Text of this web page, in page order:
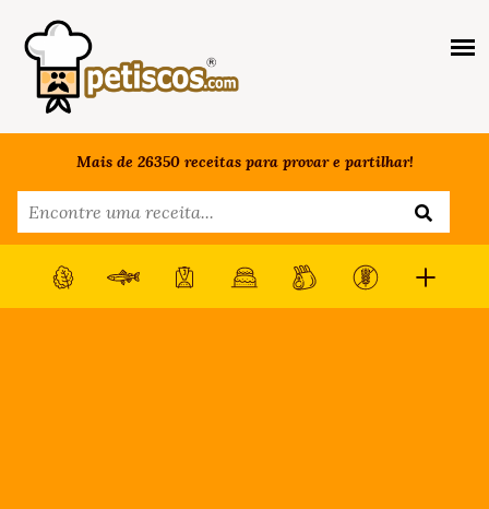
Mais de 26350 receitas para provar e partilhar!